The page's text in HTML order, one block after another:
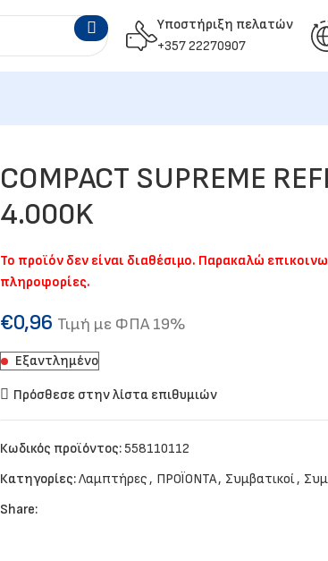
Υποστήριξη πελατών
+357 22270907
COMPACT SUPREME
4.000K
Το προϊόν δεν είναι διαθέσιμο. Παρακαλώ
πληροφορίες.
€0,96 Τιμή με ΦΠΑ 19%
Εξαντλημένο
Πρόσθεσε στην λίστα επιθυμιών
Κωδικός προϊόντος:558110112
Κατηγορίες:Λαμπτήρες, ΠΡΟΪΟΝΤΑ, Συμβατικοί,
Share: